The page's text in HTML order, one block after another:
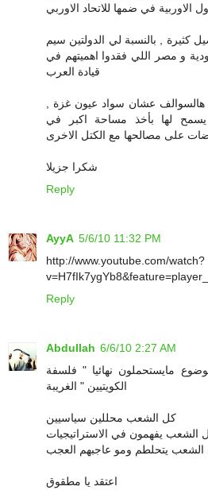
الاوربية في ضمها للاتحاد الاوربي
كثيرة , بالنسبة لي الدولتين سيم
و مصر اللي فقدوا اهميتهم في
قيادة العرب
هالسوالف عشان سواد عيون غزة ,
يسمح لها بأخذ مساحة اكبر في
على مصالحها مع الكتل الاخرى
شكرا جزيلا
Reply
AyyA 5/6/10 11:32 PM
http://www.youtube.com/watch?
Reply
Abdullah 6/6/10 2:27 AM
مايستحملون نهائيا " فلسفة
الكويتيين " الغريبة
كل الشعب محللين سياسيين
الشعب يفهمون في الاستراتيجيات
يتحلطم ومو عاجبهم العجب
اعتقد يا مطقوق